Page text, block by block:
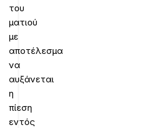
του
ματιού
με
αποτέλεσμα
να
αυξάνεται
η
πίεση
εντός